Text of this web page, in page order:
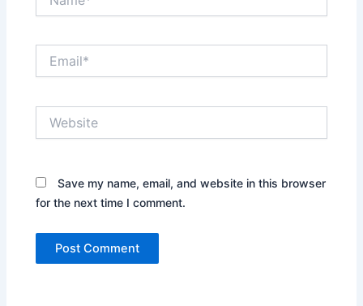
Save my name, email, and website in this browser
for the next time I comment.